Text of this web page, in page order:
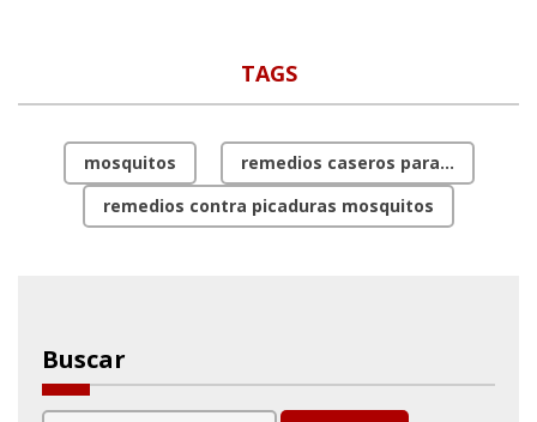
TAGS
mosquitos
remedios caseros para...
remedios contra picaduras mosquitos
Buscar